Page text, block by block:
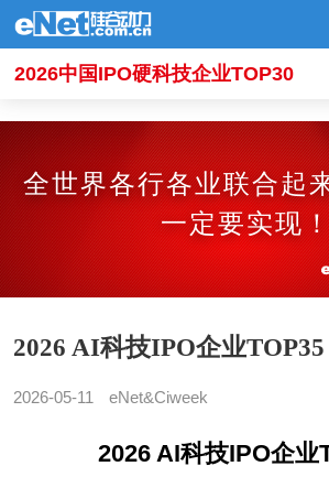
2026中国IPO硬科技企业TOP30
全世界各行各业联合起
一定要实现！
2026 AI科技IPO企业TOP35
2026-05-11 eNet&Ciweek
2026 AI科技IPO企业